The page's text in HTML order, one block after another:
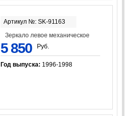
Артикул №: SK-91163
Зеркало левое механическое
5 850 Руб.
Год выпуска: 1996-1998